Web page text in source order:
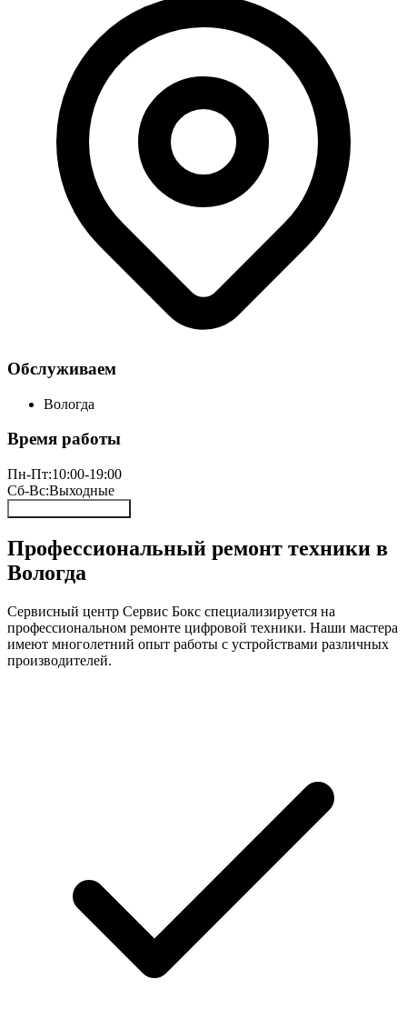
Обслуживаем
Вологда
Время работы
Пн-Пт:10:00-19:00
Сб-Вс:Выходные
Профессиональный ремонт техники в
Вологда
Сервисный центр Сервис Бокс специализируется на
профессиональном ремонте цифровой техники. Наши мастера
имеют многолетний опыт работы с устройствами различных
производителей.